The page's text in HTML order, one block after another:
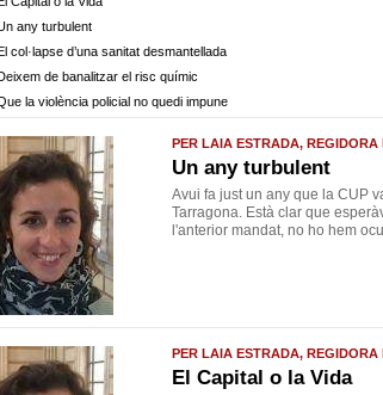
any turbulent
col·lapse d’una sanitat desmantellada
de banalitzar el risc químic
la violència policial no quedi impune
PER LAIA ESTRADA, REGIDORA
Un any turbulent
Avui fa just un any que la CUP
Tarragona. Està clar que
l'anterior mandat, no ho hem
PER LAIA ESTRADA, REGIDORA
El Capital o la Vida